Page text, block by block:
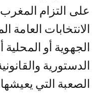
على التزام المغرب
الانتخابات العامة
الجهوية أو
الدستورية
الصعبة التي